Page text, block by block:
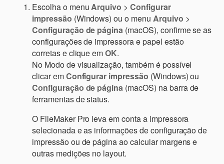
Escolha o menu Arquivo >Configurar
impressão (Windows) ou o menu Arquivo >
Configuração de página (macOS), confirme se as
configurações de impressora e papel estão
corretas e clique emOK.
No Modo de visualização, também é possível
clicar emConfigurar impressão (Windows) ou
Configuração de página (macOS) na barra de
ferramentas de status.
O FileMaker Pro leva em conta a impressora
selecionada e as informações de configuração de
impressão ou de página ao calcular margens e
outras medições no layout.